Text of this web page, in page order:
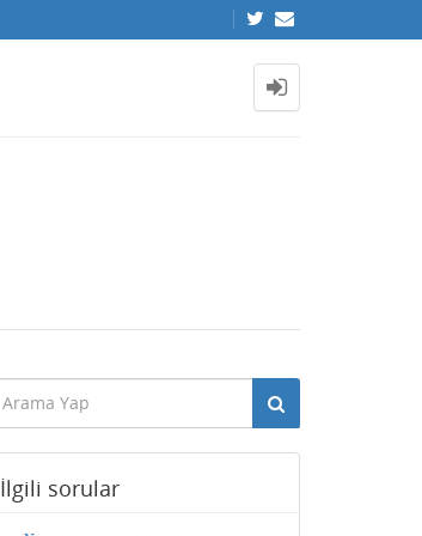
İlgili sorular